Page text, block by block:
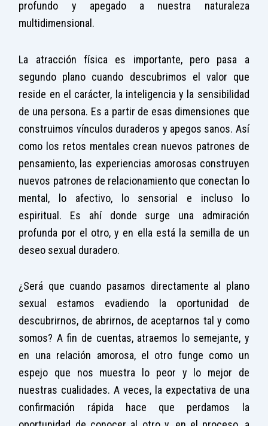
profundo y apegado a nuestra naturaleza
multidimensional.
La atracción física es importante, pero pasa a
segundo plano cuando descubrimos el valor que
reside en el carácter, la inteligencia y la sensibilidad
de una persona. Es a partir de esas dimensiones que
construimos vínculos duraderos y apegos sanos. Así
como los retos mentales crean nuevos patrones de
pensamiento, las experiencias amorosas construyen
nuevos patrones de relacionamiento que conectan lo
mental, lo afectivo, lo sensorial e incluso lo
espiritual. Es ahí donde surge una admiración
profunda por el otro, y en ella está la semilla de un
deseo sexual duradero.
¿Será que cuando pasamos directamente al plano
sexual estamos evadiendo la oportunidad de
descubrirnos, de abrirnos, de aceptarnos tal y como
somos? A fin de cuentas, atraemos lo semejante, y
en una relación amorosa, el otro funge como un
espejo que nos muestra lo peor y lo mejor de
nuestras cualidades. A veces, la expectativa de una
confirmación rápida hace que perdamos la